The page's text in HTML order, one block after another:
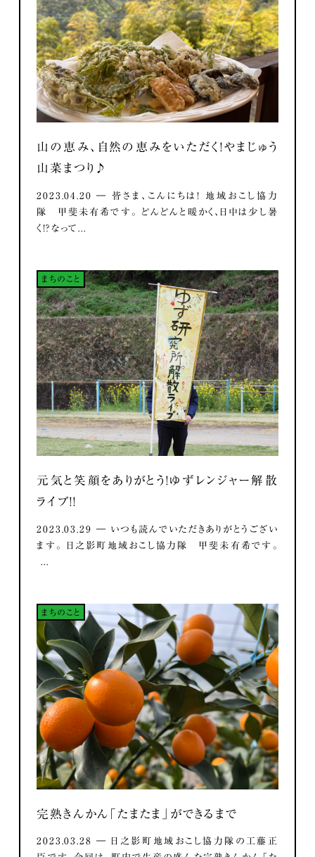
山の恵み、自然の恵みをいただく！やまじゅう
山菜まつり♪
2023.04.20 ― 皆さま、こんにちは！ 地域おこし協力
隊 甲斐未有希です。 どんどんと暖かく、日中は少し暑
く！？なって...
まちのこと
元気と笑顔をありがとう！ゆずレンジャー解散
ライブ！！
2023.03.29 ― いつも読んでいただきありがとうござい
ます。 日之影町地域おこし協力隊 甲斐未有希です。
まちのこと
完熟きんかん「たまたま」ができるまで
2023.03.28 ― 日之影町地域おこし協力隊の工藤正